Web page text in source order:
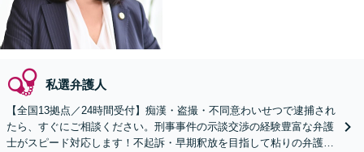
私選弁護人
【全国13拠点／24時間受付】痴漢・盗撮・不同意わいせつで逮捕され
たら、すぐにご相談ください。刑事事件の示談交渉の経験豊富な弁護
士がスピード対応します！不起訴・早期釈放を目指して粘りの弁護活